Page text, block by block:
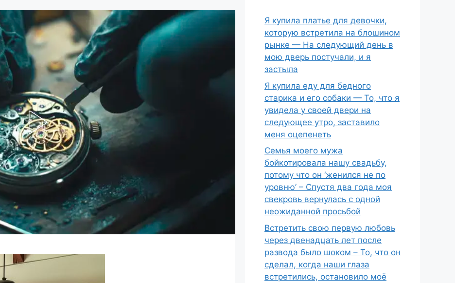
Я купила платье для девочки,
которую встретила на блошином
рынке — На следующий день в
мою дверь постучали, и я
застыла
Я купила еду для бедного
старика и его собаки — То, что я
увидела у своей двери на
следующее утро, заставило
меня оцепенеть
Семья моего мужа
бойкотировала нашу свадьбу,
потому что он ‘женился не по
уровню’ – Спустя два года моя
свекровь вернулась с одной
неожиданной просьбой
Встретить свою первую любовь
через двенадцать лет после
развода было шоком – То, что он
сделал, когда наши глаза
встретились, остановило моё